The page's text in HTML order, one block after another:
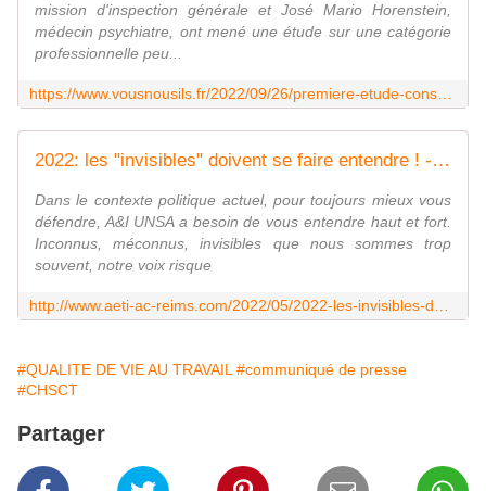
mission d'inspection générale et José Mario Horenstein,
médecin psychiatre, ont mené une étude sur une catégorie
professionnelle peu...
2022: les "invisibles" doivent se faire entendre ! - Syndicat AetI-UNSA Académie Reims
Dans le contexte politique actuel, pour toujours mieux vous
défendre, A&I UNSA a besoin de vous entendre haut et fort.
Inconnus, méconnus, invisibles que nous sommes trop
souvent, notre voix risque
#QUALITE DE VIE AU TRAVAIL #communiqué de presse
#CHSCT
Partager